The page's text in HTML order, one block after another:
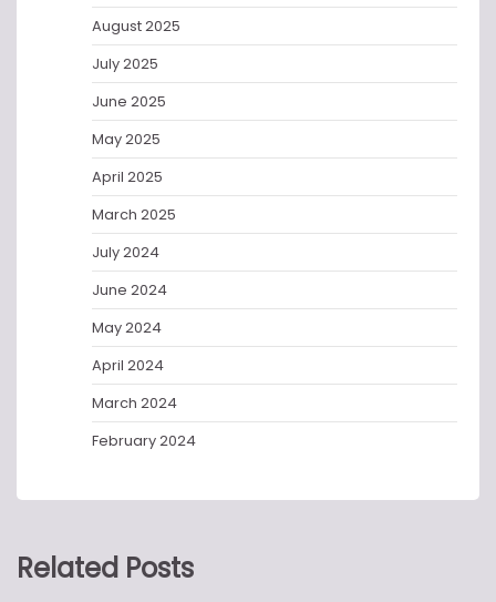
August 2025
July 2025
June 2025
May 2025
April 2025
March 2025
July 2024
June 2024
May 2024
April 2024
March 2024
February 2024
Related Posts